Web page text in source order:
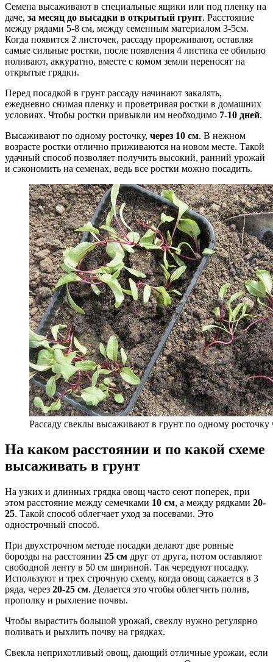
Семена высаживают в специальные ящики или под пленку на
даче, за месяц до высадки в открытый грунт. Расстояние
между рядами 5-8 см, между семенным материалом 3-5см.
Когда появится 2 листочек, рассаду прореживают, оставляя
самые сильные ростки, после появления 4 листика ее обильно
поливают, аккуратно, вместе с комом земли переносят на
открытые грядки.
Перед посадкой в грунт рассаду начинают закалять,
ежедневно снимая пленку и проветривая ростки в домашних
условиях. Чтобы ростки привыкли им необходимо 7-10 дней.
Высаживают по одному росточку, через 10 см. В нежном
возрасте ростки отлично приживаются на новом месте. Такой
удачный способ позволяет получить высокий, ранний урожай
и сэкономить на семенах, ведь все ростки можно посадить.
Рассаду свеклы высаживают в грунт по одному росточку
На каком расстоянии и по какой схеме
высаживать в грунт
На узких и длинных грядка овощ часто сеют поперек, при
этом расстояние между семечками 10 см, а между рядками 20-
25. Такой способ облегчает уход за посевами. Это
однострочный способ.
При двухстрочном методе посадки делают две ровные
борозды на расстоянии 25 см друг от друга, потом оставляют
свободной ленту в 50 см шириной. Так чередуют посадку.
Используют и трех строчную схему, когда овощ сажается в 3
ряда, через 20-25 см. Делается это чтобы облегчить полив,
прополку и рыхление почвы.
Чтобы вырастить большой урожай, свеклу нужно регулярно
поливать и рыхлить почву на грядках.
Свекла неприхотливый овощ, дающий отличные урожаи, если